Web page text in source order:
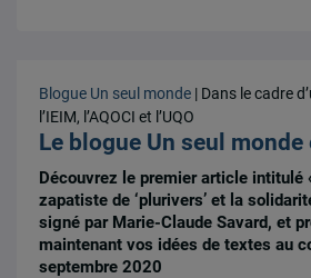
Blogue Un seul monde | Dans le cadre
l’IEIM, l’AQOCI et l’UQO
Le blogue Un seul
Découvrez le premier article intitulé
zapatiste de ‘plurivers’ et la
signé par Marie-Claude Savard, et
maintenant vos idées de textes au
septembre 2020